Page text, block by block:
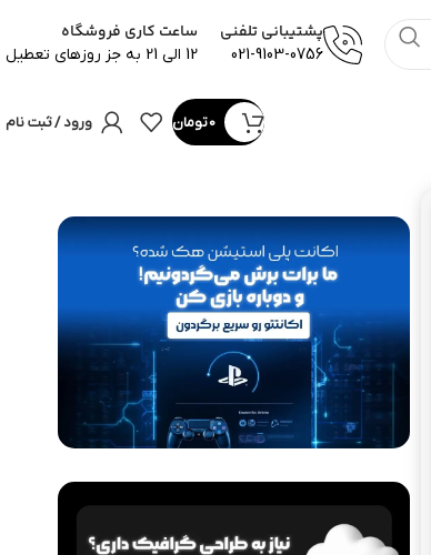
پشتیبانی تلفنی
021-9103-0756
ساعت کاری فروشگاه
12 الی 21 به جز روزهای تعطیل
0تومان ورود / ثبت نام